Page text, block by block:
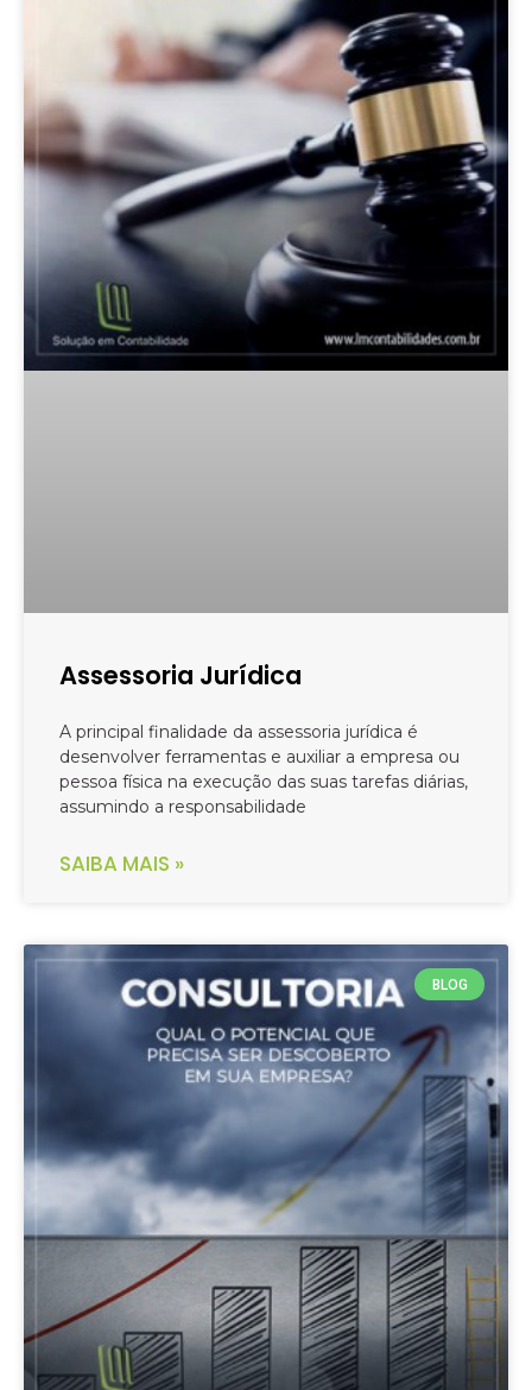
Assessoria Jurídica
A principal finalidade da assessoria jurídica é
desenvolver ferramentas e auxiliar a empresa ou
pessoa física na execução das suas tarefas diárias,
assumindo a responsabilidade
SAIBA MAIS »
BLOG